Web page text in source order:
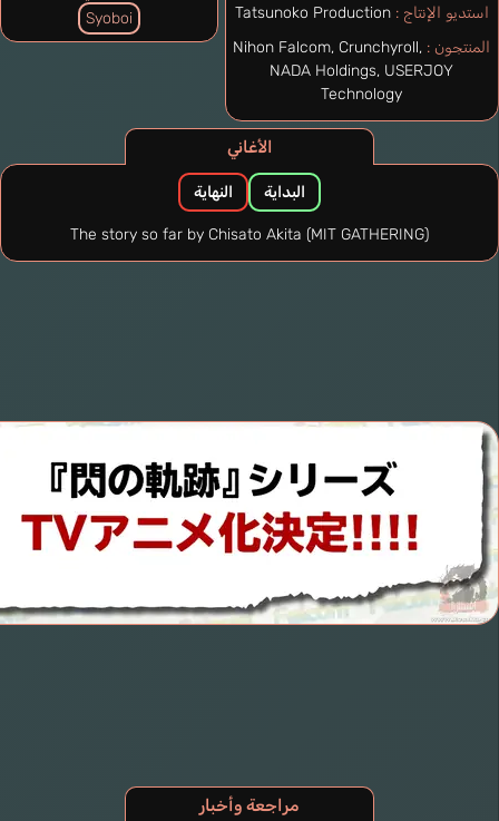
مراجعة وأخبار
استديو الإنتاج : Tatsunoko Production
المنتجون : Nihon Falcom, Crunchyroll,
NADA Holdings, USERJOY
Technology
الأغاني
البداية النهاية
The story so far by Chisato Akita (MIT GATHERING)
Syoboi